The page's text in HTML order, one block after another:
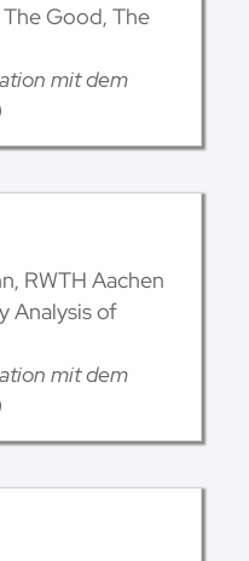
Good, The
mit dem
RWTH Aachen
Analysis of
mit dem